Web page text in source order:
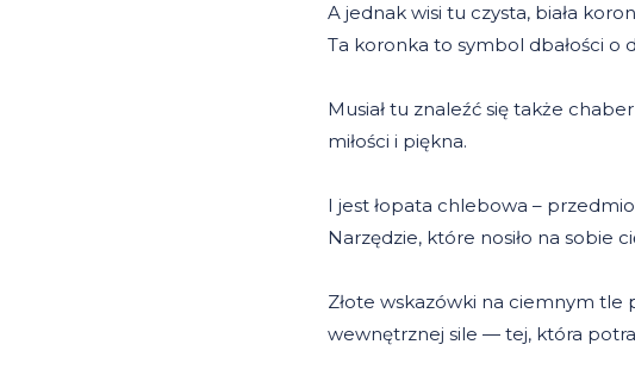
A jednak wisi tu czysta, biała
Ta koronka to symbol dbałości o
Musiał tu znaleźć się także
miłości i piękna.
I jest łopata chlebowa –
Narzędzie, które nosiło na sobie
Złote wskazówki na ciemnym tle
wewnętrznej sile — tej, która